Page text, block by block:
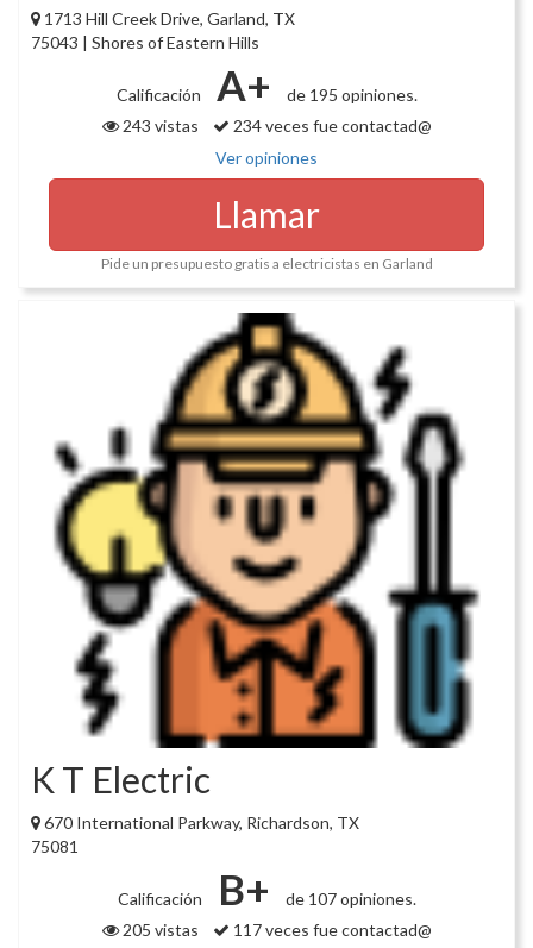
1713 Hill Creek Drive, Garland, TX
75043 | Shores of Eastern Hills
Calificación A+
de 195 opiniones.
243 vistas
234 veces fue contactad@
Ver opiniones
Llamar
Pide un presupuesto gratis a electricistas en Garland
K T Electric
670 International Parkway, Richardson, TX
75081
Calificación B+
de 107 opiniones.
205 vistas
117 veces fue contactad@